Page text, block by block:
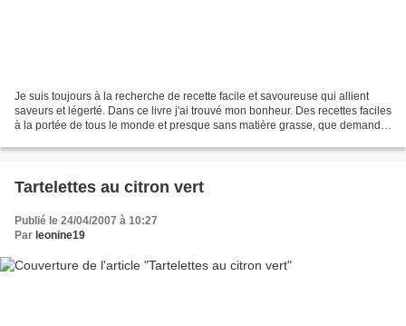
Je suis toujours à la recherche de recette facile et savoureuse qui allient
saveurs et légerté. Dans ce livre j'ai trouvé mon bonheur. Des recettes faciles
à la portée de tous le monde et presque sans matière grasse, que demander
Tartelettes au citron vert
Publié le 24/04/2007 à 10:27
Par leonine19